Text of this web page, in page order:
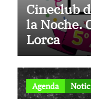
Cineclub
la Noche.
Lorca
Agenda